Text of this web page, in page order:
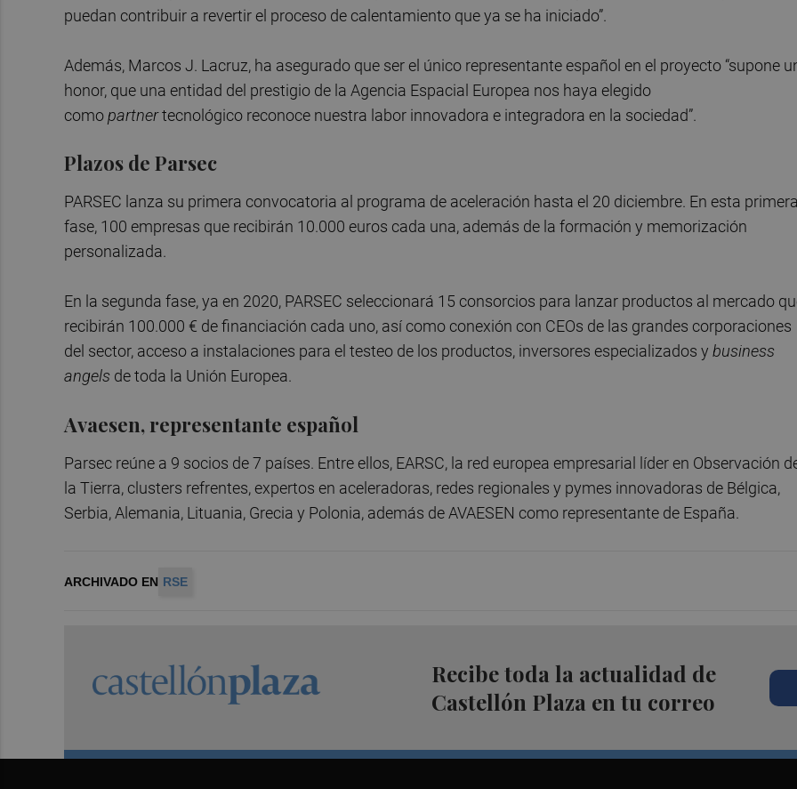
puedan contribuir a revertir el proceso de calentamiento que ya se ha iniciado”.
Además, Marcos J. Lacruz, ha asegurado que ser el único representante español en el proyecto “supone
honor, que una entidad del prestigio de la Agencia Espacial Europea nos haya elegido
comopartnertecnológico reconoce nuestra labor innovadora e integradora en la sociedad”.
Plazos de Parsec
PARSEC lanza su primera convocatoria al programa de aceleración hasta el 20 diciembre. En esta primera
fase, 100 empresas que recibirán 10.000 euros cada una, además de la formación y memorización
personalizada.
En la segunda fase, ya en 2020, PARSEC seleccionará 15 consorcios para lanzar productos al mercado
recibirán 100.000 € de financiación cada uno, así como conexión con CEOs de las grandes corporaciones
del sector, acceso a instalaciones para el testeo de los productos, inversores especializados y business
angels de toda la Unión Europea.
Avaesen, representante español
Parsec reúne a 9 socios de 7 países. Entre ellos, EARSC, la red europea empresarial líder en Observación
la Tierra, clusters refrentes, expertos en aceleradoras, redes regionales y pymes innovadoras de Bélgica,
Serbia, Alemania, Lituania, Grecia y Polonia, además de AVAESEN como representante de España.
ARCHIVADO EN RSE
Recibe toda la actualidad de
Castellón Plaza en tu correo